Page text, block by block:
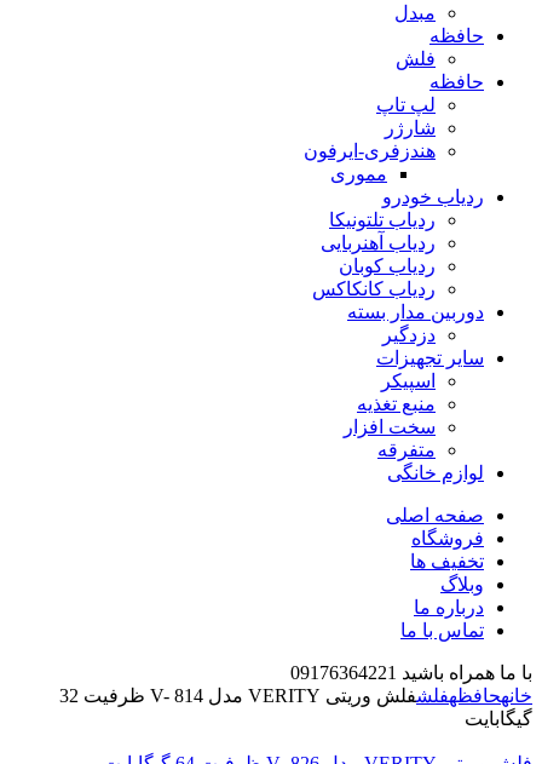
مبدل
حافظه
فلش
حافظه
لپ تاپ
شارژر
هندزفری-ایرفون
مموری
ردیاب خودرو
ردیاب تلتونیکا
ردیاب آهنربایی
ردیاب کوبان
ردیاب کانکاکس
دوربین مدار بسته
دزدگیر
سایر تجهیزات
اسپیکر
منبع تغذیه
سخت افزار
متفرقه
لوازم خانگی
صفحه اصلی
فروشگاه
تخفیف ها
وبلاگ
درباره ما
تماس با ما
با ما همراه باشید 09176364221
خانهحافظهفلش
فلش وریتی VERITY مدل V- 814 ظرفیت 32
گیگابایت